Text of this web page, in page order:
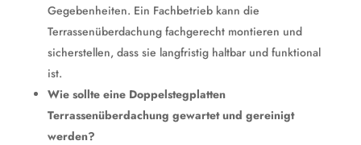
Gegebenheiten. Ein Fachbetrieb kann die
Terrassenüberdachung fachgerecht montieren und
sicherstellen, dass sie langfristig haltbar und funktional
ist.
Wie sollte eine Doppelstegplatten
Terrassenüberdachung gewartet und gereinigt
werden?